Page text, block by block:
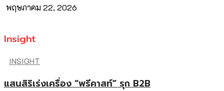
พฤษภาคม 22, 2026
Insight
INSIGHT
แสนสิริเร่งเครื่อง “พรีคาสท์” รุก B2B